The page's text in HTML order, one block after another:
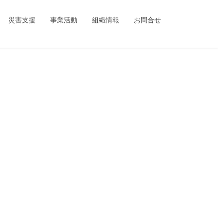
single.php on line1
災害支援 事業活動 組織情報 お問合せ